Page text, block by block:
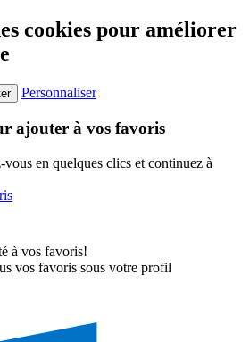
cookies pour améliorer
Personnaliser
ajouter à vos favoris
en quelques clics et continuez à
à vos favoris!
vos favoris sous votre profil